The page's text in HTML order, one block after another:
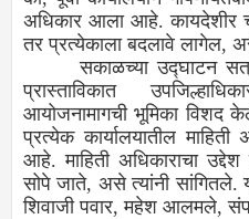
अधिकार आला आहे. कायदेशीर
तर प्रत्येकाला बदलावे लागेल,
सकाळच्या उद्घाटन
प्रास्ताविकात
आयोजनामागची भूमिका विशद
प्रत्येक कार्यालयातील माहिती
आहे. माहिती अधिकाराचा
सोपे जाते, असे त्यांनी सांगितले.
शिवाजी पवार, महेश आलमले,